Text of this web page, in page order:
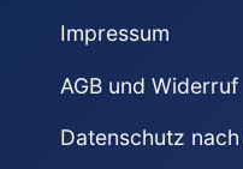
Impressum
AGB und Widerruf
Datenschutz nach